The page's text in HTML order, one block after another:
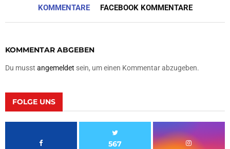
KOMMENTARE FACEBOOK KOMMENTARE
KOMMENTAR ABGEBEN
Du musst angemeldet sein, um einen Kommentar abzugeben.
FOLGE UNS
567